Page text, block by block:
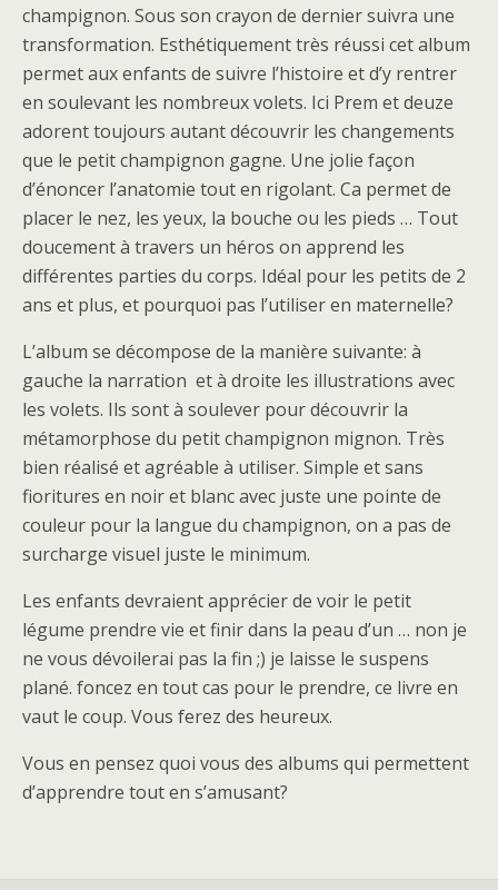
champignon. Sous son crayon de dernier suivra une
transformation. Esthétiquement très réussi cet album
permet aux enfants de suivre l’histoire et d’y rentrer
en soulevant les nombreux volets. Ici Prem et deuze
adorent toujours autant découvrir les changements
que le petit champignon gagne. Une jolie façon
d’énoncer l’anatomie tout en rigolant. Ca permet de
placer le nez, les yeux, la bouche ou les pieds … Tout
doucement à travers un héros on apprend les
différentes parties du corps. Idéal pour les petits de 2
ans et plus, et pourquoi pas l’utiliser en maternelle?
L’album se décompose de la manière suivante: à
gauche la narration et à droite les illustrations avec
les volets. Ils sont à soulever pour découvrir la
métamorphose du petit champignon mignon. Très
bien réalisé et agréable à utiliser. Simple et sans
fioritures en noir et blanc avec juste une pointe de
couleur pour la langue du champignon, on a pas de
surcharge visuel juste le minimum.
Les enfants devraient apprécier de voir le petit
légume prendre vie et finir dans la peau d’un … non je
ne vous dévoilerai pas la fin ;) je laisse le suspens
plané. foncez en tout cas pour le prendre, ce livre en
vaut le coup. Vous ferez des heureux.
Vous en pensez quoi vous des albums qui permettent
d’apprendre tout en s’amusant?